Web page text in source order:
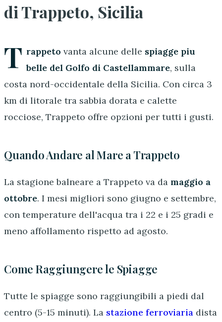
di Trappeto, Sicilia
T rappeto vanta alcune delle spiagge piu
belle del Golfo di Castellammare, sulla
costa nord-occidentale della Sicilia. Con circa 3
km di litorale tra sabbia dorata e calette
rocciose, Trappeto offre opzioni per tutti i gusti.
Quando Andare al Mare a Trappeto
La stagione balneare a Trappeto va da maggio a
ottobre. I mesi migliori sono giugno e settembre,
con temperature dell'acqua tra i 22 e i 25 gradi e
meno affollamento rispetto ad agosto.
Come Raggiungere le Spiagge
Tutte le spiagge sono raggiungibili a piedi dal
centro (5-15 minuti). La stazione ferroviaria dista